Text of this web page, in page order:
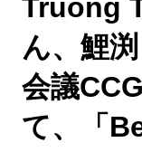
Truong
ん、鯉
会議
て、「